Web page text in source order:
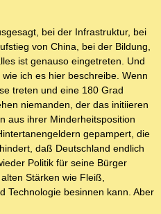
bei der Infrastruktur, bei
von China, bei der Bildung,
ist genauso eingetreten. Und
ich es hier beschreibe. Wenn
treten und eine 180 Grad
niemanden, der das initiieren
aus ihrer Minderheitsposition
gepampert, die
daß Deutschland endlich
Politik für seine Bürger
Stärken wie Fleiß,
Technologie besinnen kann. Aber